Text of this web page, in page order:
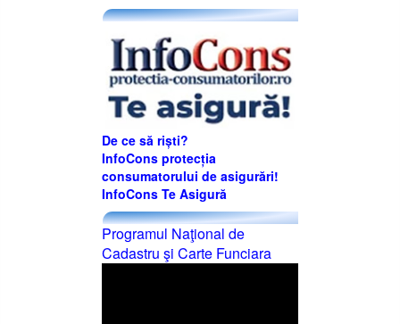
De ce să riști?
InfoCons protecția
consumatorului de asigurări!
InfoCons Te Asigură
Programul Naţional de
Cadastru şi Carte Funciara